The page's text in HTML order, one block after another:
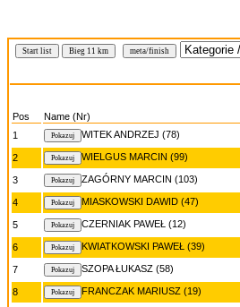
Start list Bieg 11 km meta/finish
Pos Name (Nr)
1
WITEK ANDRZEJ (78)
2 WIELGUS MARCIN (99)
3 ZAGÓRNY MARCIN (103)
4 MIASKOWSKI DAWID (47)
5 CZERNIAK PAWEŁ (12)
6 KWIATKOWSKI PAWEŁ (39)
7 SZOPA ŁUKASZ (58)
8 FRANCZAK MARIUSZ (19)